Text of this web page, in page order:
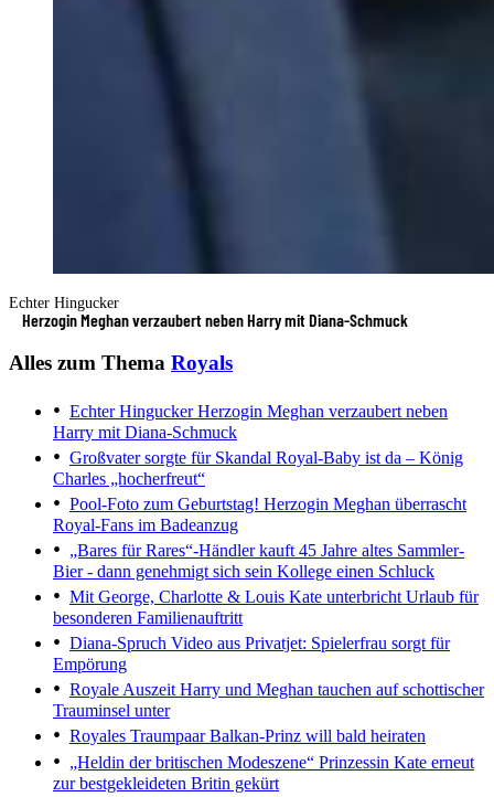
Echter Hingucker
Herzogin Meghan verzaubert neben Harry mit Diana-Schmuck
Alles zum Thema Royals
Echter HinguckerHerzogin Meghan verzaubert neben
Harry mit Diana-Schmuck
Großvater sorgte für Skandal Royal-Baby ist da – König
Charles „hocherfreut“
Pool-Foto zum Geburtstag! Herzogin Meghan überrascht
Royal-Fans im Badeanzug
„Bares für Rares“-Händler kauft 45 Jahre altes Sammler-
Bier - dann genehmigt sich sein Kollege einen Schluck
Mit George, Charlotte & Louis Kate unterbricht Urlaub für
besonderen Familienauftritt
Diana-Spruch Video aus Privatjet: Spielerfrau sorgt für
Empörung
Royale Auszeit Harry und Meghan tauchen auf schottischer
Trauminsel unter
Royales TraumpaarBalkan-Prinz will bald heiraten
„Heldin der britischen Modeszene“ Prinzessin Kate erneut
zur bestgekleideten Britin gekürt